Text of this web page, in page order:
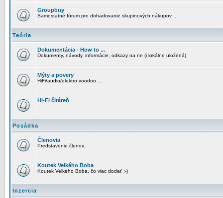
Groupbuy
Samostatné fórum pre dohadovanie skupinových nákupov ...
Teória
Dokumentácia - How to ...
Dokumenty, návody, informácie, odkazy na ne (i lokálne uložená).
Mýty a povery
HiFi/audio/elektro voodoo ...
Hi-Fi čitáreň
Posádka
Členovia
Predstavenie členov.
Koutek Velkého Boba
Koutek Velkého Boba, čo viac dodať :-)
Inzercia